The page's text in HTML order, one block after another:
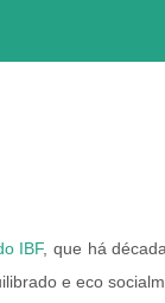
IBF, que há
e eco